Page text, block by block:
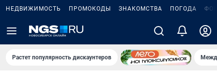
НЕДВИЖИМОСТЬ ПРОМОКОДЫ ЗНАКОМСТВА ПОГОДА
Растет популярность дискаунтеров